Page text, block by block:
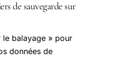
de sauvegarde sur
le balayage » pour
données de